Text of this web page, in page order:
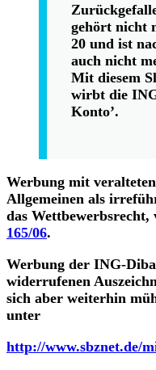
gehört nicht
20 und ist
auch nicht
Mit diesem
wirbt die
Konto’.
Werbung mit
Allgemeinen als
das Wettbewerbsrecht,
165/06.
Werbung der ING-
widerrufenen
sich aber weiterhin
unter
http://www.sbznet.de/